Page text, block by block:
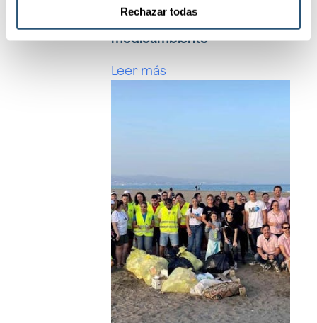
Rechazar todas
II Semana del
medioambiente
Leer más